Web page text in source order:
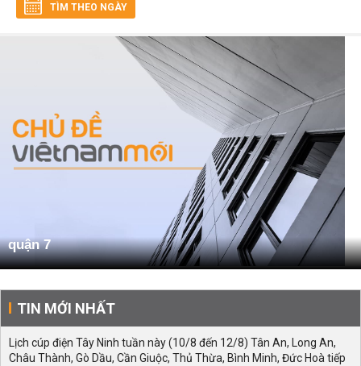
TÌM THEO NGÀY
quận 7
TIN MỚI NHẤT
Lịch cúp điện Tây Ninh tuần này (10/8 đến 12/8) Tân An, Long An,
Châu Thành, Gò Dầu, Cần Giuộc, Thủ Thừa, Bình Minh, Đức Hoà tiếp